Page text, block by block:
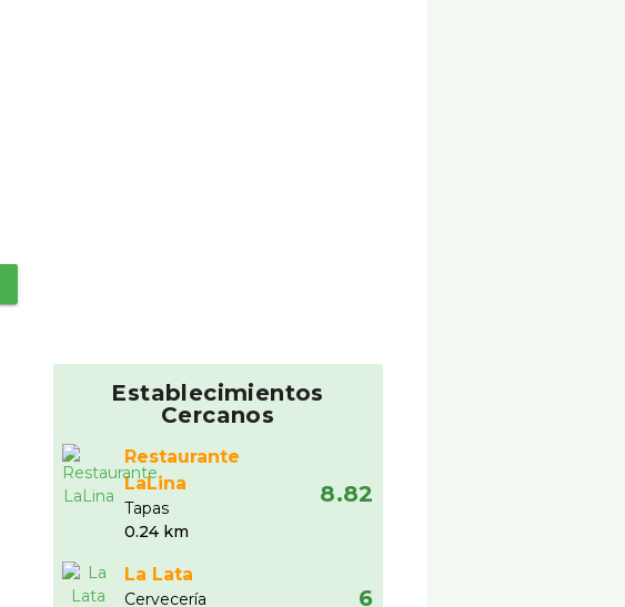
Establecimientos
Cercanos
Restaurante
LaLina
Tapas
0.24 km
8.82
La Lata
Cervecerí­a
6